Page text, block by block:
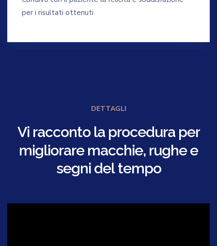
per i risultati ottenuti
DETTAGLI
Vi racconto la procedura per
migliorare macchie, rughe e
segni del tempo